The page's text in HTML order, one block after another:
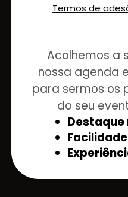
Termos de
Acolhemos a
nossa agenda
para sermos os
do seu
Destaque